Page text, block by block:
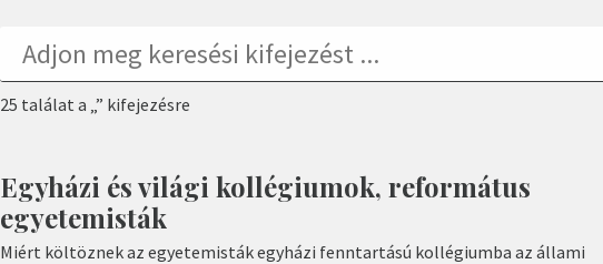
25 találat a „” kifejezésre
Egyházi és világi kollégiumok, református
egyetemisták
Miért költöznek az egyetemisták egyházi fenntartású kollégiumba az állami